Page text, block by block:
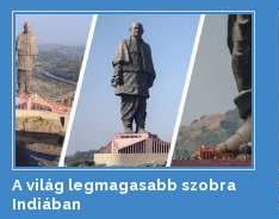
A világ legmagasabb szobra
Indiában